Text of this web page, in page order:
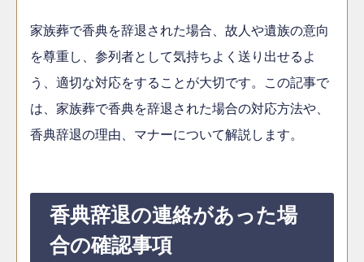
家族葬で香典を辞退された場合、故人や遺族の意向
を尊重し、参列者として気持ちよく送り出せるよ
う、適切な対応をすることが大切です。この記事で
は、家族葬で香典を辞退された場合の対応方法や、
香典辞退の理由、マナーについて解説します。
香典辞退の連絡があった場
合の確認事項